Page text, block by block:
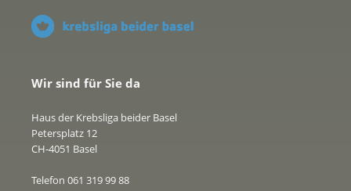
Wir sind für Sie da
Haus der Krebsliga beider Basel
Petersplatz 12
CH-4051 Basel
Telefon 061 319 99 88